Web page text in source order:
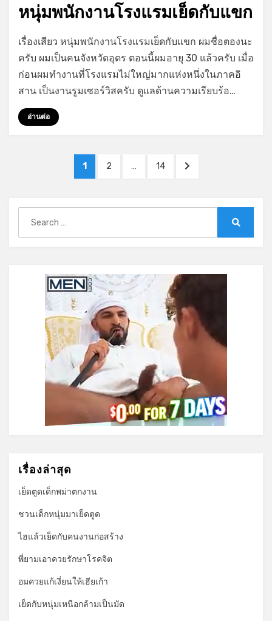
หนุ่มพนักงานโรงแรมเย็ดกับแขก
GayStory
Leave a comment
พนักงาน
โรงแรม
เย็ด
เรื่องเสียว หนุ่มพนักงานโรงแรมเย็ดกับแขก ผมชื่อตองนะ
ครับ ผมเป็นคนจังหวัดอุดร ตอนนี้ผมอายุ 30 แล้วครับ เมื่อ
ก่อนผมทำงานที่โรงแรมไม่ใหญ่มากแห่งหนึ่งในภาคอิ
สาน เป็นงานรูมเซอร์วิสครับ ดูแลด้านความเรียบร้อ…
อ่านต่อ
pagination
PAGE
1 PAGE
2 … PAGE
14
NEXT
for:
เรื่องล่าสุด
เย็ดตูดเด็กพม่าตกงาน
ชวนเด็กหนุ่มมาเย็ดตูด
ไฮแล้วเย็ดกับคนงานก่อสร้าง
พี่ยามเอาควยรักษาโรคจิต
อมควยแก้เงี่ยนให้เฮียเก้า
เย็ดกับหนุ่มเหนือกล้ามเป็นมัด